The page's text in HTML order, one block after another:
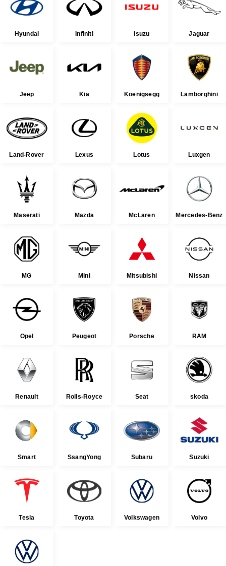
Hyundai Infiniti Isuzu Jaguar
Jeep Kia Koenigsegg Lamborghini
Land-Rover Lexus Lotus Luxgen
Maserati Mazda McLaren Mercedes-Benz
MG Mini Mitsubishi Nissan
Opel Peugeot Porsche RAM
Renault Rolls-Royce Seat skoda
Smart SsangYong Subaru Suzuki
Tesla Toyota Volkswagen Volvo